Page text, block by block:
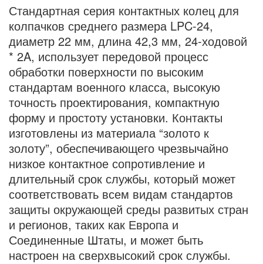
Стандартная серия контактных колец для
колпачков среднего размера LPC-24,
диаметр 22 мм, длина 42,3 мм, 24-ходовой
* 2A, использует передовой процесс
обработки поверхности по высоким
стандартам военного класса, высокую
точность проектирования, компактную
форму и простоту установки. Контакты
изготовлены из материала “золото к
золоту”, обеспечивающего чрезвычайно
низкое контактное сопротивление и
длительный срок службы, который может
соответствовать всем видам стандартов
защиты окружающей среды развитых стран
и регионов, таких как Европа и
Соединенные Штаты, и может быть
настроен на сверхвысокий срок службы.